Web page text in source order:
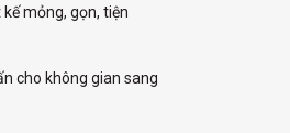
mỏng, gọn, tiện
cho không gian sang